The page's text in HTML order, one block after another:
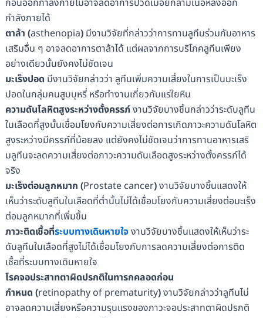
กำลังกายได้
ตาล้า (asthenopia) มีงานวิจัยที่กล่าวว่าการทานลูทีนร่วมกับอาหาร
เสริมอื่น ๆ อาจลดอาการตาล้าได้ แต่ผลจากการบริโภคลูทีนเพียง
อย่างเดียวนั้นยังคงไม่ชัดเจน
มะเร็งปอด มีงานวิจัยกล่าวว่า ลูทีนเพิ่มความเสี่ยงในการเป็นมะเร็ง
ปอดในกลุ่มคนสูบบุหรี่ หรือทำงานเกี่ยวกับแร่ใยหิน
ความดันโลหิตสูงระหว่างตั้งครรภ์งานวิจัยบางชิ้นกล่าวว่าระดับลูทีน
ในเลือดที่สูงนั้นเชื่อมโยงกับความเสี่ยงต่อการเกิดภาวะความดันโลหิต
สูงระหว่างมีครรภ์ที่น้อยลง แต่ยังคงไม่ชัดเจนว่าการทานอาหารเสริ
มลูทีนจะลดความเสี่ยงต่อภาวะความดันเลือดสูงระหว่างตั้งครรภ์ได้
จริง
มะเร็งต่อมลูกหมาก (Prostate cancer)งานวิจัยบางชิ้นแสดงให้
เห็นว่าระดับลูทีนในเลือดที่ต่ำนั้นไม่ได้เชื่อมโยงกับความเสี่ยงต่อมะเร็ง
ต่อมลูกหมากที่เพิ่มขึ้น
ภาวะติดเชื้อที่ระบบทางเดินหายใจงานวิจัยบางชิ้นแสดงให้เห็นว่าระ
ดับลูทีนในเลือดที่สูงไม่ได้เชื่อมโยงกับการลดความเสี่ยงต่อการติด
เชื้อที่ระบบทางเดินหายใจ
โรคจอประสาทตาผิดปรกติในทารกคลอดก่อน
กำหนด (retinopathy of prematurity)งานวิจัยกล่าวว่าลูทีนไม่
อาจลดความเสี่ยงหรือความรุนแรงของภาวะจอประสาทตาผิดปรกติ